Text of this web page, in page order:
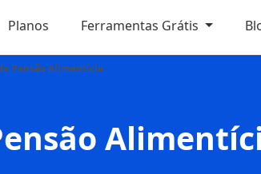
Planos Ferramentas Grátis
Pensão Alimentícia